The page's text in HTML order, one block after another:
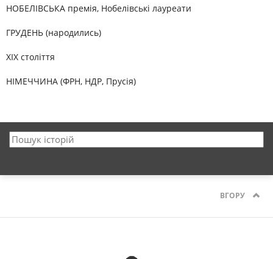
НОБЕЛІВСЬКА премія, Нобелівські лауреати
ГРУДЕНЬ (народились)
XIX століття
НІМЕЧЧИНА (ФРН, НДР, Прусія)
ВГОРУ